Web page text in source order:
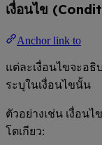
เงื่อนไข
Anchor link to
แต่ละเงื่อนไขจะอธิ
ระบุในเงื่อนไขนั้น
ตัวอย่างเช่น เงื่อนไ
โตเกียว: